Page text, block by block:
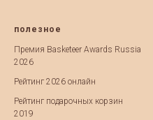
полезное
Премия Basketeer Awards Russia
2026
Рейтинг 2026 онлайн
Рейтинг подарочных корзин
2019